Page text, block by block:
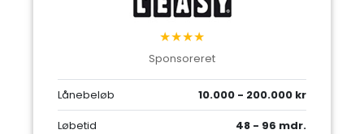
★★★★
Sponsoreret
Lånebeløb
10.000 - 200.000 kr
Løbetid
48 - 96 mdr.